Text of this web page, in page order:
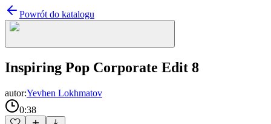
Powrót do katalogu
Inspiring Pop Corporate Edit 8
autor:Yevhen Lokhmatov
0:38